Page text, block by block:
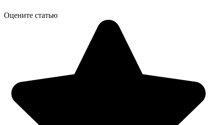
Оцените статью